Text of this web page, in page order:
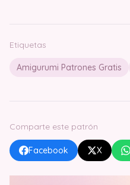
Etiquetas
Amigurumi Patrones Gratis
Comparte este patrón
Facebook X